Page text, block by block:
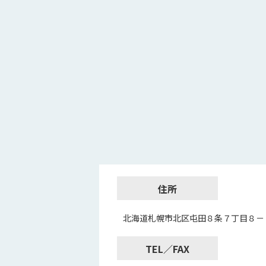
住所
北海道札幌市北区屯田８条７丁目８
TEL／FAX